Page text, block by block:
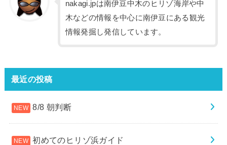
nakagi.jpは南伊豆中木のヒリゾ海岸や中
木などの情報を中心に南伊豆にある観光
情報発掘し発信しています。
最近の投稿
8/8 朝判断
初めてのヒリゾ浜ガイド